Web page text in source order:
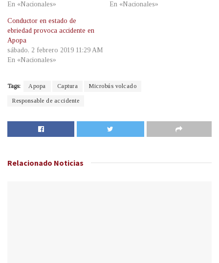
En «Nacionales»
En «Nacionales»
Conductor en estado de
ebriedad provoca accidente en
Apopa
sábado, 2 febrero 2019 11:29 AM
En «Nacionales»
Tags: Apopa Captura Microbús volcado
Responsable de accidente
Relacionado Noticias